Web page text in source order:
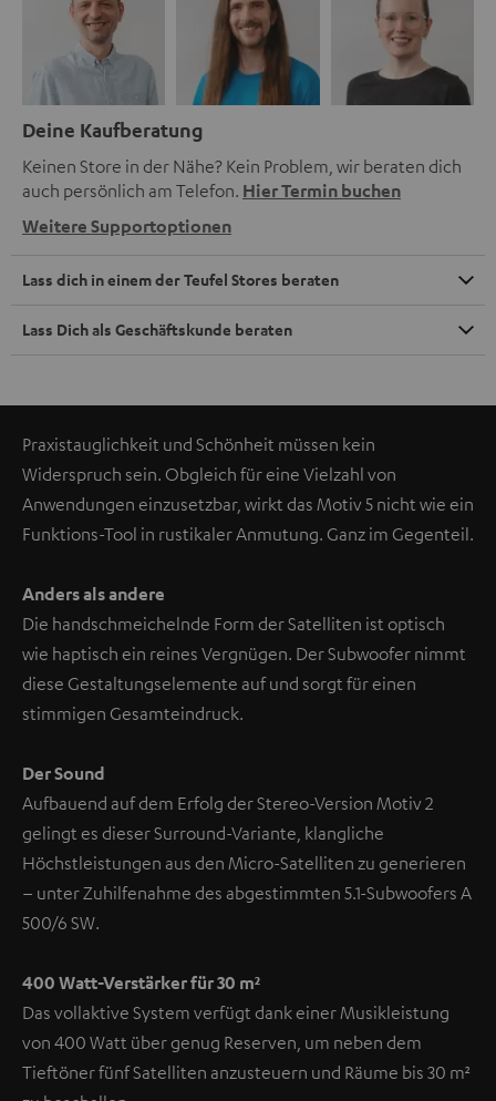
Deine Kaufberatung
Keinen Store in der Nähe? Kein Problem, wir beraten dich
auch persönlich am Telefon. Hier Termin buchen
Weitere Supportoptionen
Lass dich in einem der Teufel Stores beraten
Lass Dich als Geschäftskunde beraten
Praxistauglichkeit und Schönheit müssen kein
Widerspruch sein. Obgleich für eine Vielzahl von
Anwendungen einzusetzbar, wirkt das Motiv 5 nicht wie ein
Funktions-Tool in rustikaler Anmutung. Ganz im Gegenteil.
Anders als andere
Die handschmeichelnde Form der Satelliten ist optisch
wie haptisch ein reines Vergnügen. Der Subwoofer nimmt
diese Gestaltungselemente auf und sorgt für einen
stimmigen Gesamteindruck.
Der Sound
Aufbauend auf dem Erfolg der Stereo-Version Motiv 2
gelingt es dieser Surround-Variante, klangliche
Höchstleistungen aus den Micro-Satelliten zu generieren
– unter Zuhilfenahme des abgestimmten 5.1-Subwoofers A
500/6 SW.
400 Watt-Verstärker für 30 m²
Das vollaktive System verfügt dank einer Musikleistung
von 400 Watt über genug Reserven, um neben dem
Tieftöner fünf Satelliten anzusteuern und Räume bis 30 m²